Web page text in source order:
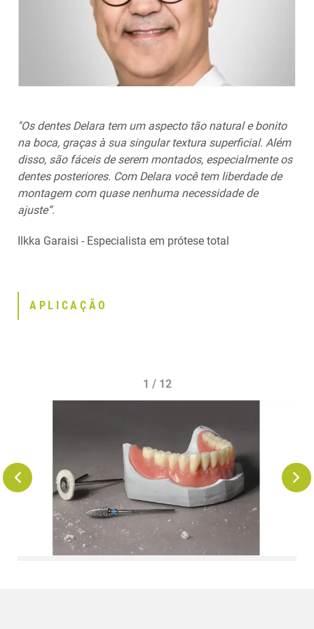
''Os dentes Delara tem um aspecto tão natural e bonito
na boca, graças à sua singular textura superficial. Além
disso, são fáceis de serem montados, especialmente os
dentes posteriores. Com Delara você tem liberdade de
montagem com quase nenhuma necessidade de
ajuste“.
Ilkka Garaisi - Especialista em prótese total
APLICAÇÃO
1 / 12